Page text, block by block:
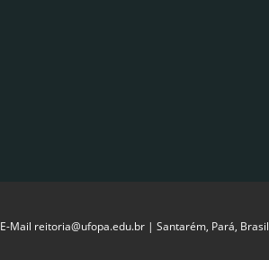
Mail reitoria@ufopa.edu.br | Santarém, Pará, Brasil